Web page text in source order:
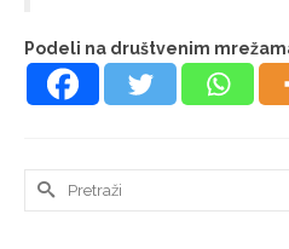
Podeli na društvenim
Search
for: